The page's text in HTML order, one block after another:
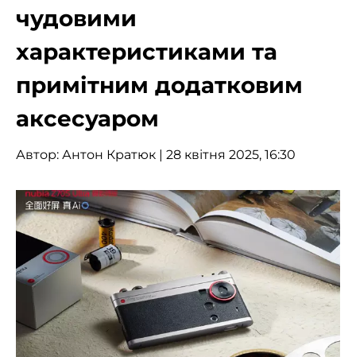
чудовими
характеристиками та
примітним додатковим
аксесуаром
Автор: Антон Кратюк | 28 квітня 2025, 16:30